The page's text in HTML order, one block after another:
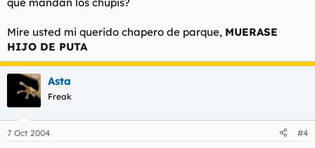
Mire usted mi querido chapero de parque, MUERASE
HIJO DE PUTA
Asta
Freak
7 Oct 2004 #4